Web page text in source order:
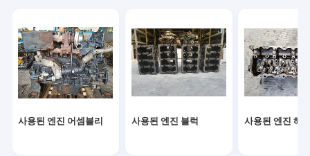
사용된 연결봉
디젤 엔진 조립
시동모터 조립
디젤 엔진 과급기
사용된 엔진 어셈블리 사용된 엔진 블럭 사용된 엔진 헤